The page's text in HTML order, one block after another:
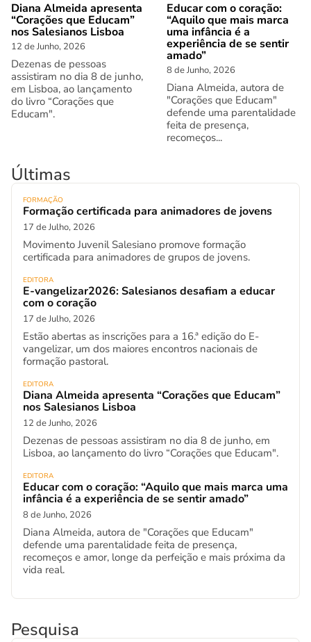
Diana Almeida apresenta
“Corações que Educam”
nos Salesianos Lisboa
12 de Junho, 2026
Dezenas de pessoas
assistiram no dia 8 de junho,
em Lisboa, ao lançamento
do livro “Corações que
Educam".
Educar com o coração:
“Aquilo que mais marca
uma infância é a
experiência de se sentir
amado”
8 de Junho, 2026
Diana Almeida, autora de
"Corações que Educam"
defende uma parentalidade
feita de presença,
recomeços...
Últimas
FORMAÇÃO
Formação certificada para animadores de jovens
17 de Julho, 2026
Movimento Juvenil Salesiano promove formação
certificada para animadores de grupos de jovens.
EDITORA
E-vangelizar2026: Salesianos desafiam a educar
com o coração
17 de Julho, 2026
Estão abertas as inscrições para a 16.ª edição do E-
vangelizar, um dos maiores encontros nacionais de
formação pastoral.
EDITORA
Diana Almeida apresenta “Corações que Educam”
nos Salesianos Lisboa
12 de Junho, 2026
Dezenas de pessoas assistiram no dia 8 de junho, em
Lisboa, ao lançamento do livro “Corações que Educam".
EDITORA
Educar com o coração: “Aquilo que mais marca uma
infância é a experiência de se sentir amado”
8 de Junho, 2026
Diana Almeida, autora de "Corações que Educam"
defende uma parentalidade feita de presença,
recomeços e amor, longe da perfeição e mais próxima da
vida real.
Pesquisa